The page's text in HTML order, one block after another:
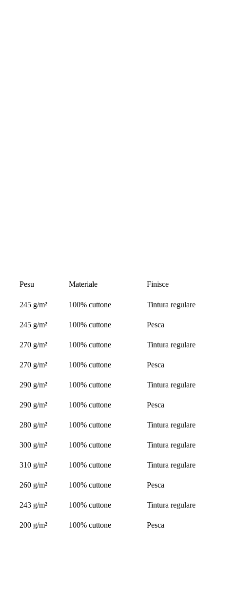
Pesu Materiale Finisce
245 g/m² 100% cuttone Tintura regulare
245 g/m² 100% cuttone Pesca
270 g/m² 100% cuttone Tintura regulare
270 g/m² 100% cuttone Pesca
290 g/m² 100% cuttone Tintura regulare
290 g/m² 100% cuttone Pesca
280 g/m² 100% cuttone Tintura regulare
300 g/m² 100% cuttone Tintura regulare
310 g/m² 100% cuttone Tintura regulare
260 g/m² 100% cuttone Pesca
243 g/m² 100% cuttone Tintura regulare
200 g/m² 100% cuttone Pesca